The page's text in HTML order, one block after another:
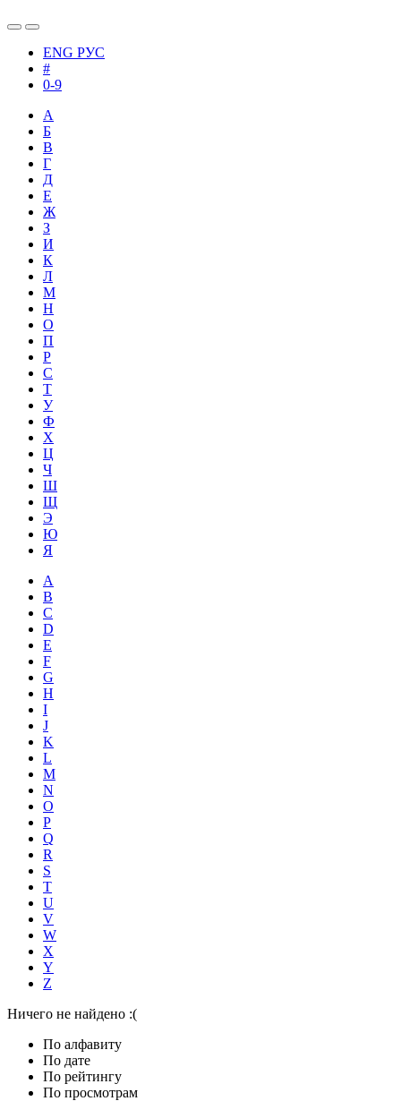
ENG РУС
#
0-9
А
Б
В
Г
Д
Е
Ж
З
И
К
Л
М
Н
О
П
Р
С
Т
У
Ф
Х
Ц
Ч
Ш
Щ
Э
Ю
Я
A
B
C
D
E
F
G
H
I
J
K
L
M
N
O
P
Q
R
S
T
U
V
W
X
Y
Z
Ничего не найдено :(
По алфавиту
По дате
По рейтингу
По просмотрам